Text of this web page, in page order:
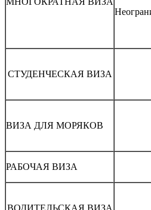
СТУДЕНЧЕСКАЯ ВИЗА
ВИЗА ДЛЯ МОРЯКОВ
РАБОЧАЯ ВИЗА
ВОДИТЕЛЬСКАЯ ВИЗА